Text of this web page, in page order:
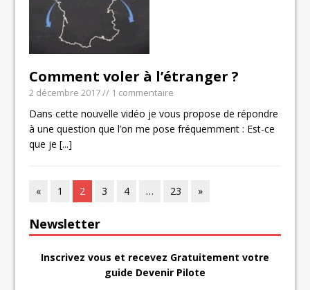
Comment voler à l’étranger ?
2 décembre 2017// 1 commentaire
Dans cette nouvelle vidéo je vous propose de répondre
à une question que l’on me pose fréquemment : Est-ce
que je[...]
« 1 2 3 4 … 23 »
Newsletter
Inscrivez vous et recevez Gratuitement votre
guide Devenir Pilote